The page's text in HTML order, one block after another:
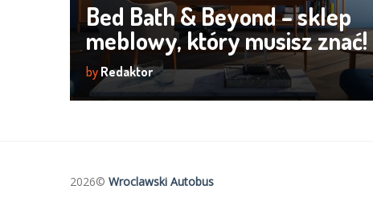
Bed Bath & Beyond – sklep
meblowy, który musisz znać!
by Redaktor
2026© Wroclawski Autobus